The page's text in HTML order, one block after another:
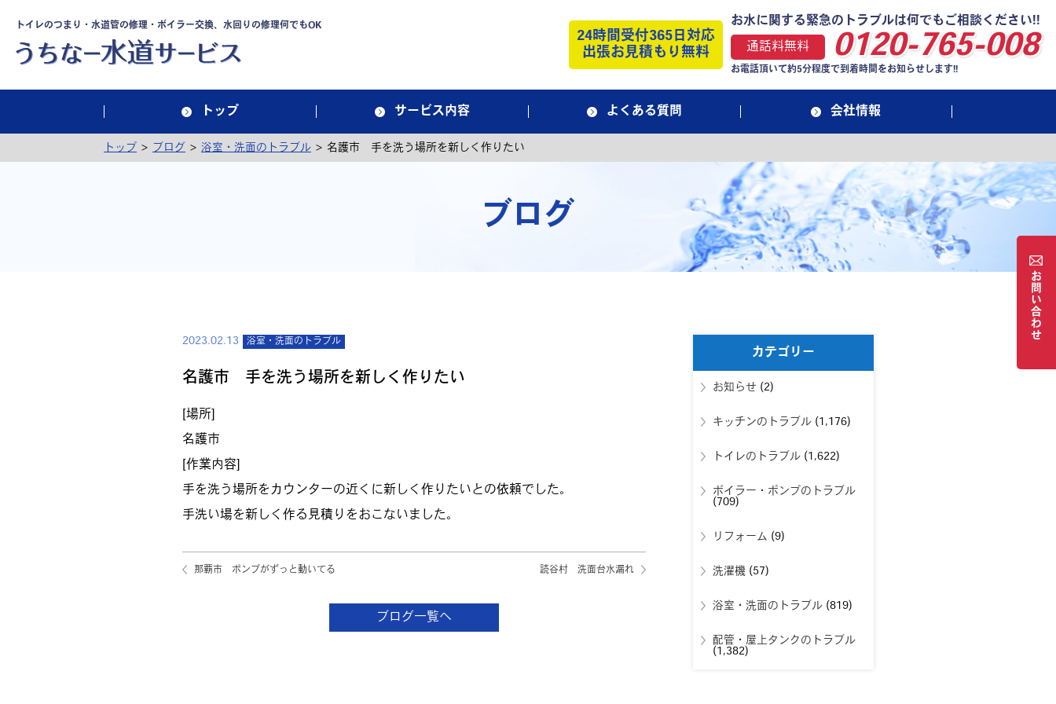
トイレのつまり・水道管の修理・ボイラー交換、水回りの修理何でもOK
24時間受付365日対応
出張お見積もり無料
お水に関する緊急のトラブルは何でもご相談ください!!
通話料無料 0120-765-008
お電話頂いて約5分程度で到着時間をお知らせします!!
トップ サービス内容 よくある質問 会社情報
トップ > ブログ > 浴室・洗面のトラブル > 名護市 手を洗う場所を新しく作りたい
ブログ
2023.02.13 浴室・洗面のトラブル
名護市 手を洗う場所を新しく作りたい
[場所]
名護市
[作業内容]
手を洗う場所をカウンターの近くに新しく作りたいとの依頼でした。
手洗い場を新しく作る見積りをおこないました。
那覇市 ポンプがずっと動いてる 読谷村 洗面台水漏れ
ブログ一覧へ
カテゴリー
お知らせ (2)
キッチンのトラブル(1,176)
トイレのトラブル(1,622)
ボイラー・ポンプのトラブル
(709)
リフォーム (9)
洗濯機(57)
浴室・洗面のトラブル(819)
配管・屋上タンクのトラブル
(1,382)
お
問
い
合
わ
せ